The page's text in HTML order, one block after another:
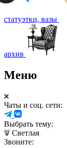
статуэтки, вазы
архив
Меню
Чаты и соц. сети:
Выбрать тему:
Светлая
Звоните: